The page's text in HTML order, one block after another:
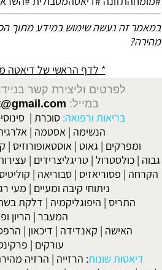
במאמר זה נעשה שימוש במידע מתוך
מהירה?
* לדף הראשי של דיאטה
לפרטים וליצירת קשר בנייד: 052-
במייל:
בריאות ורפואה: סוכרת |
הנשימה | אסטמה |
ומפרקים | גאוט | אוסטאופורוזיס |
גבוה |כולסטרול |טריגליצרידים |
הקרחה | פסוריאזיס |סבוריאה |
ניתוחי קיבה ומעיים | מעי
התריס | היפוגליקמיה | דלקת
המעבר | הריון
האישה | קאנדידה | דיכאון |
עורקים |
דיאטות שונות: הרזייה | הרזיה